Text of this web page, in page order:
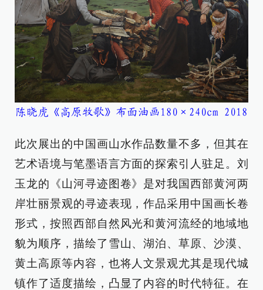
陈晓虎《高原牧歌》布面油画180×240cm 2018
此次展出的中国画山水作品数量不多，但其在
艺术语境与笔墨语言方面的探索引人驻足。刘
玉龙的《山河寻迹图卷》是对我国西部黄河两
岸壮丽景观的寻迹表现，作品采用中国画长卷
形式，按照西部自然风光和黄河流经的地域地
貌为顺序，描绘了雪山、湖泊、草原、沙漠、
黄土高原等内容，也将人文景观尤其是现代城
镇作了适度描绘，凸显了内容的时代特征。在